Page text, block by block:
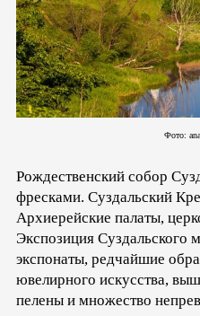
Фото:
Рождественский собор
фресками. Суздальский
Архиерейские палаты,
Экспозиция Суздальского
экспонаты, редчайшие
ювелирного искусства,
пелены и множество